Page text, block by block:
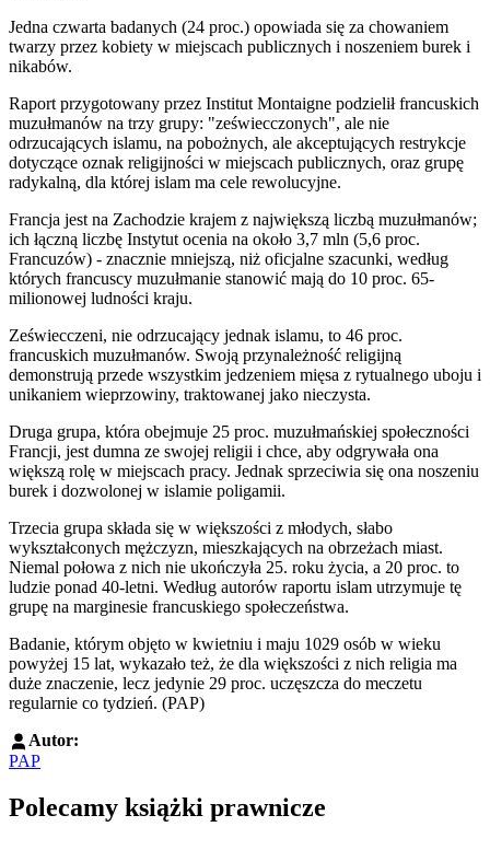
Jedna czwarta badanych (24 proc.) opowiada się za chowaniem
twarzy przez kobiety w miejscach publicznych i noszeniem burek i
nikabów.
Raport przygotowany przez Institut Montaigne podzielił francuskich
muzułmanów na trzy grupy: "zeświecczonych", ale nie
odrzucających islamu, na pobożnych, ale akceptujących restrykcje
dotyczące oznak religijności w miejscach publicznych, oraz grupę
radykalną, dla której islam ma cele rewolucyjne.
Francja jest na Zachodzie krajem z największą liczbą muzułmanów;
ich łączną liczbę Instytut ocenia na około 3,7 mln (5,6 proc.
Francuzów) - znacznie mniejszą, niż oficjalne szacunki, według
których francuscy muzułmanie stanowić mają do 10 proc. 65-
milionowej ludności kraju.
Zeświecczeni, nie odrzucający jednak islamu, to 46 proc.
francuskich muzułmanów. Swoją przynależność religijną
demonstrują przede wszystkim jedzeniem mięsa z rytualnego uboju i
unikaniem wieprzowiny, traktowanej jako nieczysta.
Druga grupa, która obejmuje 25 proc. muzułmańskiej społeczności
Francji, jest dumna ze swojej religii i chce, aby odgrywała ona
większą rolę w miejscach pracy. Jednak sprzeciwia się ona noszeniu
burek i dozwolonej w islamie poligamii.
Trzecia grupa składa się w większości z młodych, słabo
wykształconych mężczyzn, mieszkających na obrzeżach miast.
Niemal połowa z nich nie ukończyła 25. roku życia, a 20 proc. to
ludzie ponad 40-letni. Według autorów raportu islam utrzymuje tę
grupę na marginesie francuskiego społeczeństwa.
Badanie, którym objęto w kwietniu i maju 1029 osób w wieku
powyżej 15 lat, wykazało też, że dla większości z nich religia ma
duże znaczenie, lecz jedynie 29 proc. uczęszcza do meczetu
regularnie co tydzień. (PAP)
Autor:
PAP
Polecamy książki prawnicze